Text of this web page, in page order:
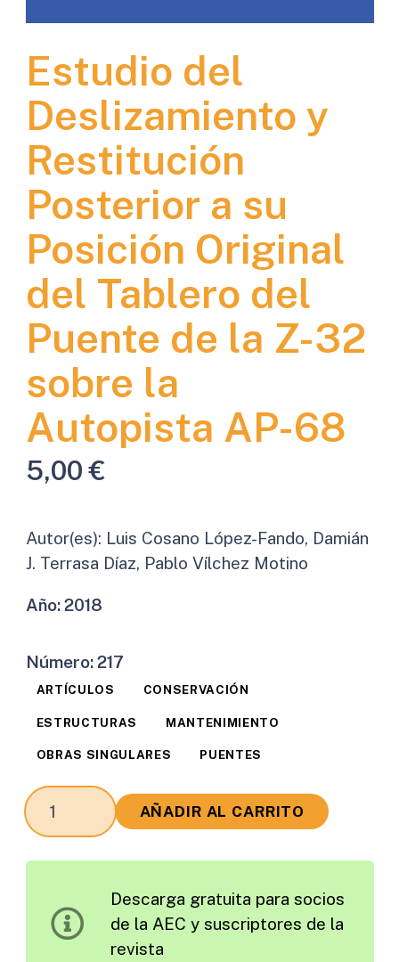
Estudio del
Deslizamiento y
Restitución
Posterior a su
Posición Original
del Tablero del
Puente de la Z-32
sobre la
Autopista AP-68
5,00€
Autor(es): Luis Cosano López-Fando, Damián
J. Terrasa Díaz, Pablo Vílchez Motino
Año:2018
Número:217
ARTÍCULOS CONSERVACIÓN
ESTRUCTURAS MANTENIMIENTO
OBRAS SINGULARES PUENTES
Estudio
del
Restitución
Posterior
AÑADIR AL CARRITO
Descarga gratuita para socios
de la AEC y suscriptores de la
revista